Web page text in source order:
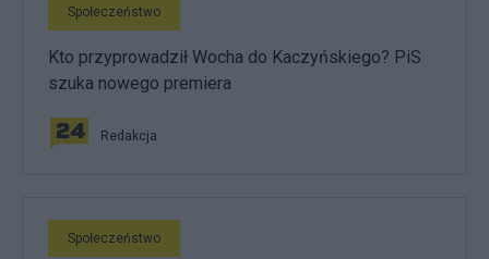
Społeczeństwo
Kto przyprowadził Wocha do Kaczyńskiego? PiS
szuka nowego premiera
Redakcja
Społeczeństwo